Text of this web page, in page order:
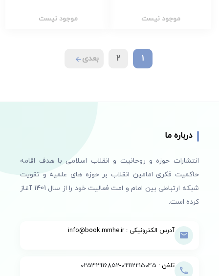
موجود نیست موجود نیست
1
2 بعدی
درباره ما
انتشارات حوزه و روحانیت و انقلاب اسلامی با هدف اقامه
حاکمیت فکری امامین انقلاب بر حوزه های علمیه و تقویت
شبکه ارتباطی بین امام و امت فعالیت خود را از سال 1401 آغاز
کرده است.
آدرس الکترونیکی : info@book.mmhe.ir
تلفن : 09912215045
-
02532916852